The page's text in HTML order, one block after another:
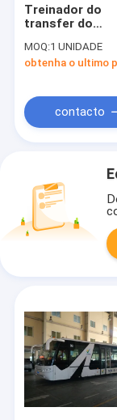
Treinador do
transfer do
Cummins
aço de liga com
MOQ:1 UNIDADE
obtenha o ultimo
contacto